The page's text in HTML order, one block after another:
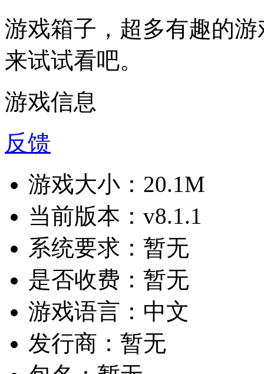
游戏箱子，超多有趣的
来试试看吧。
游戏信息
反馈
游戏大小： 20.1M
当前版本： v8.1.1
系统要求： 暂无
是否收费： 暂无
游戏语言： 中文
发行商： 暂无